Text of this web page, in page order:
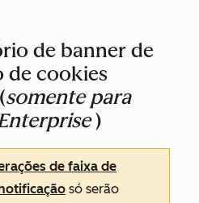
de banner de
de cookies
somente para
)
de faixa de
só serão